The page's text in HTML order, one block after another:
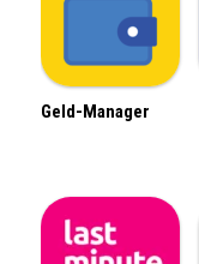
Geld-Manager